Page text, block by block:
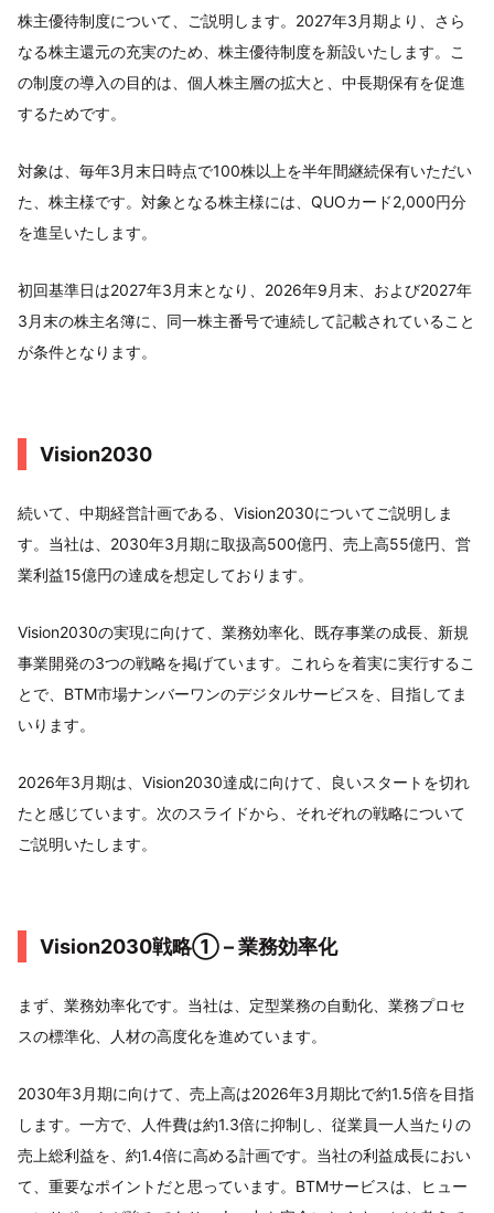
株主優待制度について、ご説明します。2027年3月期より、さら
なる株主還元の充実のため、株主優待制度を新設いたします。こ
の制度の導入の目的は、個人株主層の拡大と、中長期保有を促進
するためです。
対象は、毎年3月末日時点で100株以上を半年間継続保有いただい
た、株主様です。対象となる株主様には、QUOカード2,000円分
を進呈いたします。
初回基準日は2027年3月末となり、2026年9月末、および2027年
3月末の株主名簿に、同一株主番号で連続して記載されていること
が条件となります。
Vision2030
続いて、中期経営計画である、Vision2030についてご説明しま
す。当社は、2030年3月期に取扱高500億円、売上高55億円、営
業利益15億円の達成を想定しております。
Vision2030の実現に向けて、業務効率化、既存事業の成長、新規
事業開発の3つの戦略を掲げています。これらを着実に実行するこ
とで、BTM市場ナンバーワンのデジタルサービスを、目指してま
いります。
2026年3月期は、Vision2030達成に向けて、良いスタートを切れ
たと感じています。次のスライドから、それぞれの戦略について
ご説明いたします。
Vision2030戦略① – 業務効率化
まず、業務効率化です。当社は、定型業務の自動化、業務プロセ
スの標準化、人材の高度化を進めています。
2030年3月期に向けて、売上高は2026年3月期比で約1.5倍を目指
します。一方で、人件費は約1.3倍に抑制し、従業員一人当たりの
売上総利益を、約1.4倍に高める計画です。当社の利益成長におい
て、重要なポイントだと思っています。BTMサービスは、ヒュー